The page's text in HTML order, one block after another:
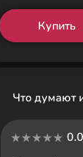
Купить
Что думают
0.0